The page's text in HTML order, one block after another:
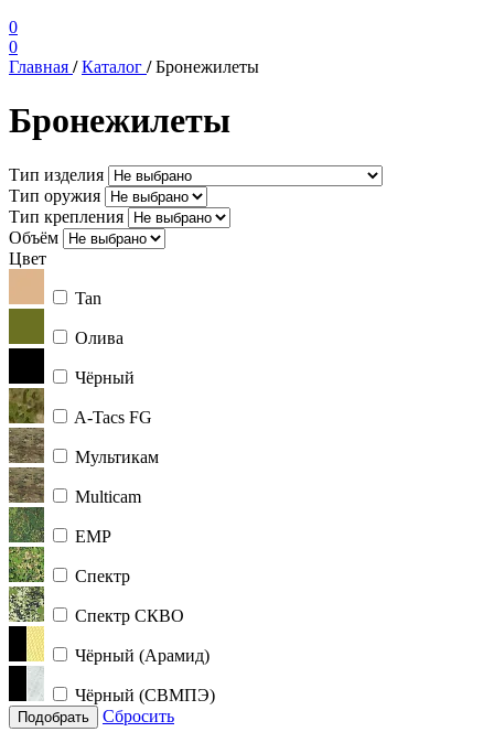
0
0
Главная / Каталог / Бронежилеты
Бронежилеты
Тип изделия
Тип оружия
Тип крепления
Объём
Цвет
Tan
Олива
Чёрный
A-Tacs FG
Мультикам
Multicam
ЕМР
Спектр
Спектр СКВО
Чёрный (Арамид)
Чёрный (СВМПЭ)
Подобрать Сбросить